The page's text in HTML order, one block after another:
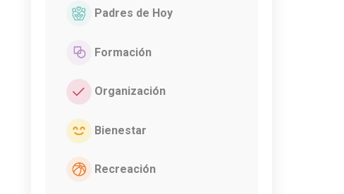
Padres de Hoy
Formación
Organización
Bienestar
Recreación